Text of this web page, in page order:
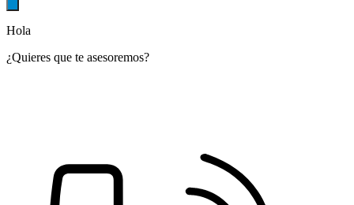
Hola
¿Quieres que te asesoremos?